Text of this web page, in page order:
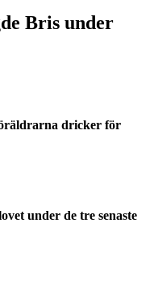
Bris under
dricker för
under de tre senaste